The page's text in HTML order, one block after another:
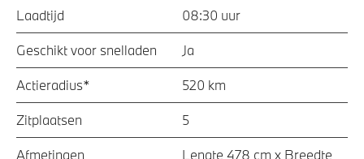
Laadtijd 08:30 uur
Geschikt voor snelladen Ja
Actieradius* 520 km
Zitplaatsen 5
Afmetingen
Lengte 478 cm x Breedte